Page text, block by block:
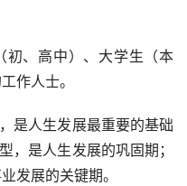
初、高中）、大学生（本
作人士。
是人生发展最重要的基础
，是人生发展的巩固期；
发展的关键期。